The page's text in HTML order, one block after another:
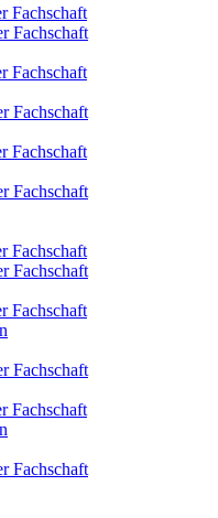
Fachschaft
Fachschaft
Fachschaft
Fachschaft
Fachschaft
Fachschaft
Fachschaft
Fachschaft
Fachschaft
Fachschaft
Fachschaft
Fachschaft